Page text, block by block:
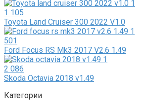
1 105
Toyota Land Cruiser 300 2022 V1.0
501
Ford Focus RS Mk3 2017 V2.6 1.49
2 086
Skoda Octavia 2018 v1.49
Категории